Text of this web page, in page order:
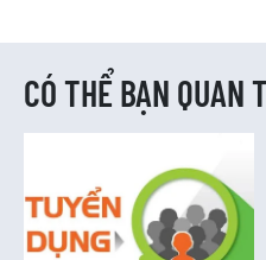
CÓ THỂ BẠN QUAN